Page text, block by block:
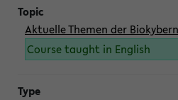
Aktuelle Themen der
Course taught in English